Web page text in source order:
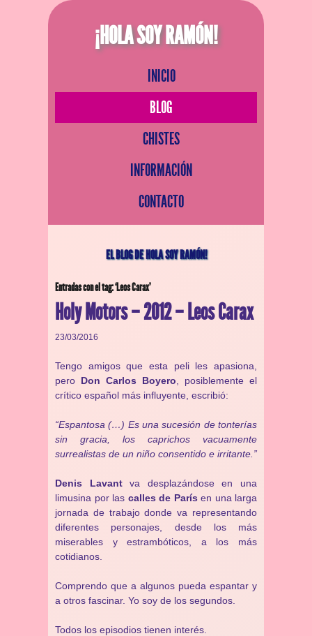
¡HOLA SOY RAMÓN!
INICIO
BLOG
CHISTES
INFORMACIÓN
CONTACTO
EL BLOG DE HOLA SOY RAMÓN!
Entradas con el tag: ‘Leos Carax’
Holy Motors – 2012 – Leos Carax
23/03/2016
Tengo amigos que esta peli les apasiona,
pero Don Carlos Boyero , posiblemente el
crítico español más influyente, escribió:
“Espantosa (…) Es una sucesión de tonterías
sin gracia, los caprichos vacuamente
surrealistas de un niño consentido e irritante.”
Denis Lavantva desplazándose en una
limusina por las calles de París en una larga
jornada de trabajo donde va representando
diferentes personajes, desde los más
miserables y estrambóticos, a los más
cotidianos.
Comprendo que a algunos pueda espantar y
a otros fascinar. Yo soy de los segundos.
Todos los episodios tienen interés.